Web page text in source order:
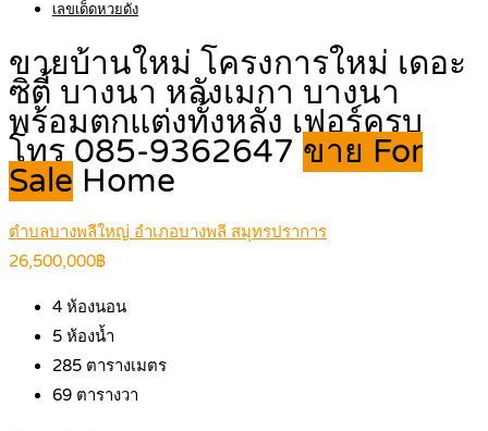
เลขเด็ดหวยดัง
ขายบ้านใหม่ โครงการใหม่ เดอะ
ซิตี้ บางนา หลังเมกา บางนา
พร้อมตกแต่งทั้งหลัง เฟอร์ครบ
โทร 085-9362647 ขาย For
Sale Home
ตำบลบางพลีใหญ่ อำเภอบางพลี สมุทรปราการ
26,500,000฿
4 ห้องนอน
5 ห้องน้ำ
285 ตารางเมตร
69 ตารางวา